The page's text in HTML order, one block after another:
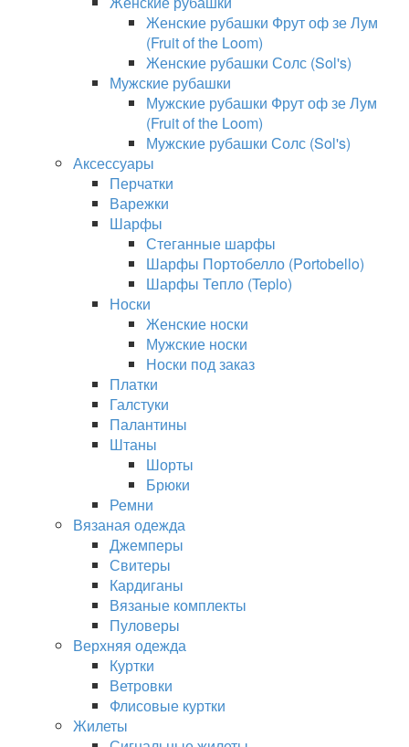
Женские рубашки Фрут оф зе Лум
(Fruit of the Loom)
Женские рубашки Солс (Sol's)
Мужские рубашки
Мужские рубашки Фрут оф зе Лум
(Fruit of the Loom)
Мужские рубашки Солс (Sol's)
Аксессуары
Перчатки
Варежки
Шарфы
Стеганные шарфы
Шарфы Портобелло (Portobello)
Шарфы Тепло (Teplo)
Носки
Женские носки
Мужские носки
Носки под заказ
Платки
Галстуки
Палантины
Штаны
Шорты
Брюки
Ремни
Вязаная одежда
Джемперы
Свитеры
Кардиганы
Вязаные комплекты
Пуловеры
Верхняя одежда
Куртки
Ветровки
Флисовые куртки
Жилеты